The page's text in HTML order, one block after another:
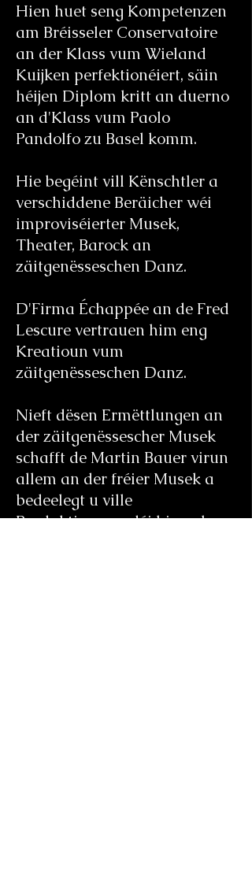
Hien huet seng Kompetenzen
am Bréisseler Conservatoire
an der Klass vum Wieland
Kuijken perfektionéiert, säin
héijen Diplom kritt an duerno
an d'Klass vum Paolo
Pandolfo zu Basel komm.
Hie begéint vill Kënschtler a
verschiddene Beräicher wéi
improviséierter Musek,
Theater, Barock an
zäitgenësseschen Danz.
D'Firma Échappée an de Fred
Lescure vertrauen him eng
Kreatioun vum
zäitgenësseschen Danz.
Nieft dësen Ermëttlungen an
der zäitgenëssescher Musek
schafft de Martin Bauer virun
allem an der fréier Musek a
bedeelegt u ville
Produktiounen, déi hien als